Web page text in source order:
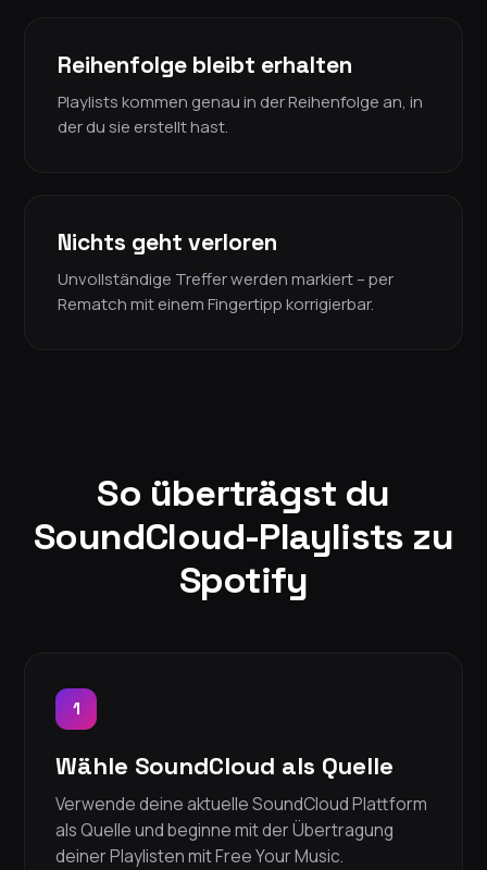
Reihenfolge bleibt erhalten
Playlists kommen genau in der Reihenfolge an, in
der du sie erstellt hast.
Nichts geht verloren
Unvollständige Treffer werden markiert – per
Rematch mit einem Fingertipp korrigierbar.
So überträgst du
SoundCloud-Playlists zu
Spotify
1
Wähle SoundCloud als Quelle
Verwende deine aktuelle SoundCloud Plattform
als Quelle und beginne mit der Übertragung
deiner Playlisten mit Free Your Music.